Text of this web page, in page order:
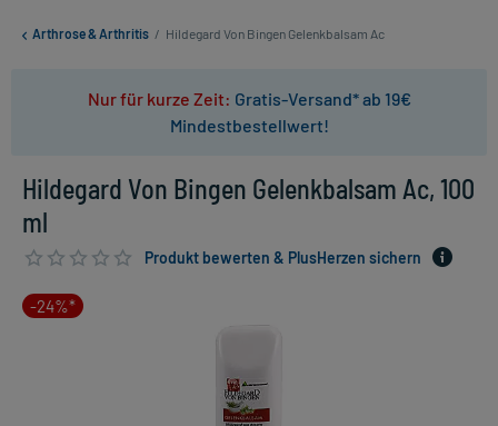
Arthrose & Arthritis / Hildegard Von Bingen Gelenkbalsam Ac
Nur für kurze Zeit: Gratis-Versand* ab 19€
Mindestbestellwert!
Hildegard Von Bingen Gelenkbalsam Ac, 100
ml
Produkt bewerten & PlusHerzen sichern
-24%*